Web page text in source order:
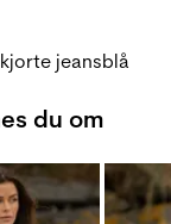
jeansblå
du om